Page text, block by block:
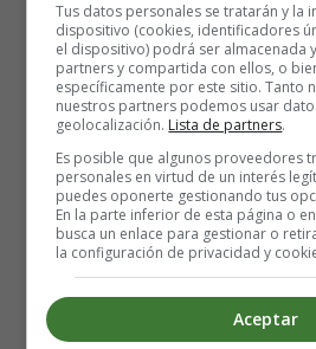
redescubrirse.
4.Ciento volando
Un homenaje al escultor español
documental combina arte, poesía
los amantes de la cultura.
5.A Real Pain
Dos primos viajan a Polonia para
pero viejos conflictos resurgen.
Tus datos personales se tratarán y la
dispositivo (cookies, identificadores
el dispositivo) podrá ser almacenada
partners y compartida con ellos, o
específicamente por este sitio. Tanto
nuestros partners podemos usar
geolocalización. Lista de partners.
Es posible que algunos proveedores
personales en virtud de un interés
puedes oponerte gestionando tus
En la parte inferior de esta página o
busca un enlace para gestionar o
la configuración de privacidad y
Aceptar